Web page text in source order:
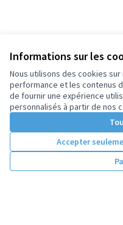
Informations sur les
Nous utilisons des cookies
performance et les contenus
de fournir une expérience
personnalisés à partir de nos
Accepter